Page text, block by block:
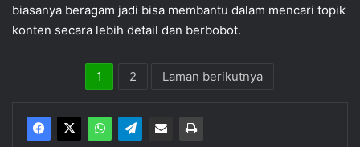
biasanya beragam jadi bisa membantu dalam mencari topik
konten secara lebih detail dan berbobot.
1 2 Laman berikutnya